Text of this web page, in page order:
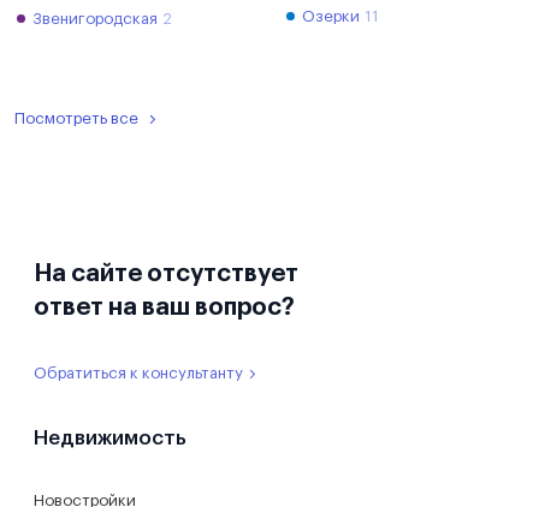
Звенигородская 2 Озерки 11
Посмотреть все
На сайте отсутствует
ответ на ваш вопрос?
Обратиться к консультанту
Недвижимость
Новостройки